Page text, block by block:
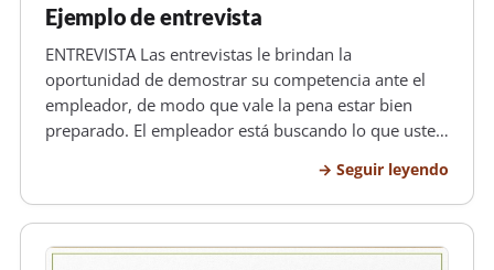
Ejemplo de entrevista
ENTREVISTA Las entrevistas le brindan la
oportunidad de demostrar su competencia ante el
empleador, de modo que vale la pena estar bien
preparado. El empleador está buscando lo que usted
habilidades, conocimiento y vitalidad. Para realizar
una entrevista eficaz, es necesario…
Seguir leyendo